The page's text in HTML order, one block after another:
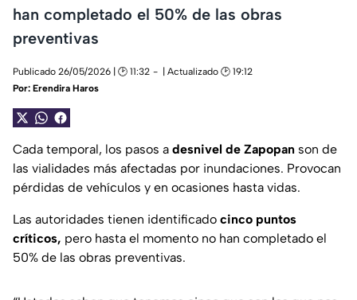
han completado el 50% de las obras
preventivas
Publicado 26/05/2026 | 🕑 11:32
| Actualizado 🕑 19:12
Por: Erendira Haros
Cada temporal, los pasos a desnivel de Zapopan son de
las vialidades más afectadas por inundaciones. Provocan
pérdidas de vehículos y en ocasiones hasta vidas.
Las autoridades tienen identificado cinco puntos
críticos, pero hasta el momento no han completado el
50% de las obras preventivas.